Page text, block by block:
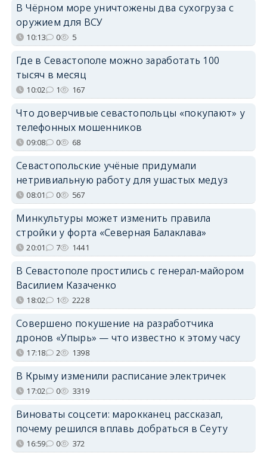
В Чёрном море уничтожены два сухогруза с
оружием для ВСУ
10:13 0 5
Где в Севастополе можно заработать 100
тысяч в месяц
10:02 1 167
Что доверчивые севастопольцы «покупают» у
телефонных мошенников
09:08 0 68
Севастопольские учёные придумали
нетривиальную работу для ушастых медуз
08:01 0 567
Минкультуры может изменить правила
стройки у форта «Северная Балаклава»
20:01 7 1441
В Севастополе простились с генерал-майором
Василием Казаченко
18:02 1 2228
Совершено покушение на разработчика
дронов «Упырь» — что известно к этому часу
17:18 2 1398
В Крыму изменили расписание электричек
17:02 0 3319
Виноваты соцсети: марокканец рассказал,
почему решился вплавь добраться в Сеуту
16:59 0 372